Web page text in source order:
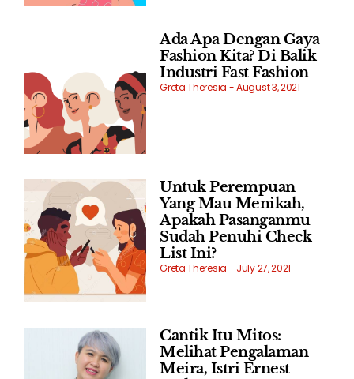
Ada Apa Dengan Gaya
Fashion Kita? Di Balik
Industri Fast Fashion
Greta Theresia August 3, 2021
Untuk Perempuan
Yang Mau Menikah,
Apakah Pasanganmu
Sudah Penuhi Check
List Ini?
Greta Theresia July 27, 2021
Cantik Itu Mitos:
Melihat Pengalaman
Meira, Istri Ernest